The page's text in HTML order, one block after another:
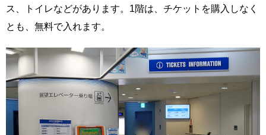
ス、トイレなどがあります。1階は、チケットを購入しなく
とも、無料で入れます。